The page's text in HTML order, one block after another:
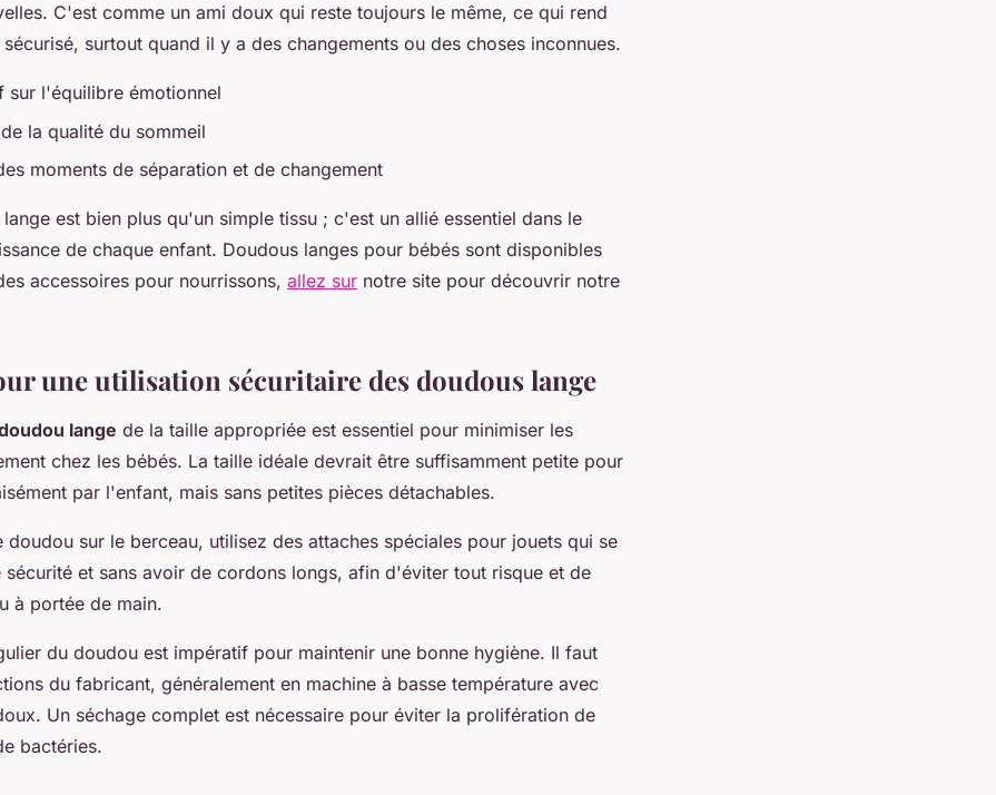
C'est comme un ami doux qui reste toujours le même, ce qui rend
surtout quand il y a des changements ou des choses inconnues.
sur l'équilibre émotionnel
la qualité du sommeil
moments de séparation et de changement
est bien plus qu'un simple tissu ; c'est un allié essentiel dans le
de chaque enfant. Doudous langes pour bébés sont disponibles
accessoires pour nourrissons, allez sur notre site pour découvrir notre
une utilisation sécuritaire des doudous lange
lange de la taille appropriée est essentiel pour minimiser les
chez les bébés. La taille idéale devrait être suffisamment petite pour
par l'enfant, mais sans petites pièces détachables.
doudou sur le berceau, utilisez des attaches spéciales pour jouets qui se
sécurité et sans avoir de cordons longs, afin d'éviter tout risque et de
à portée de main.
du doudou est impératif pour maintenir une bonne hygiène. Il faut
du fabricant, généralement en machine à basse température avec
Un séchage complet est nécessaire pour éviter la prolifération de
bactéries.